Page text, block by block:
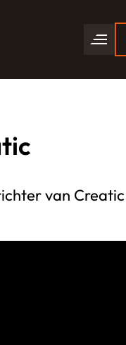
van Creatic